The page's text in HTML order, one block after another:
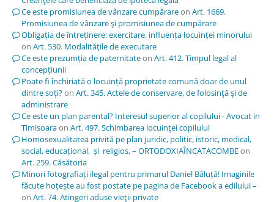
Ce este promisiunea de vânzare cumpărareon Art. 1669.
Promisiunea de vânzare şi promisiunea de cumpărare
Obligația de întreținere: exercitare, influența locuinței minorului
on Art. 530. Modalităţile de executare
Ce este prezumția de paternitateon Art. 412. Timpul legal al
concepţiunii
Poate fi închiriată o locuință proprietate comună doar de unul
dintre soți?on Art. 345. Actele de conservare, de folosinţă şi de
administrare
Ce este un plan parental? Interesul superior al copilului - Avocat in
Timisoaraon Art. 497. Schimbarea locuinţei copilului
Homosexualitatea privită pe plan juridic, politic, istoric, medical,
social, educațional, și religios, – ORTODOXIAÎNCATACOMBEon
Art. 259. Căsătoria
Minori fotografiați ilegal pentru primarul Daniel Băluță! Imaginile
făcute hoțește au fost postate pe pagina de Facebook a edilului –
on Art. 74. Atingeri aduse vieţii private